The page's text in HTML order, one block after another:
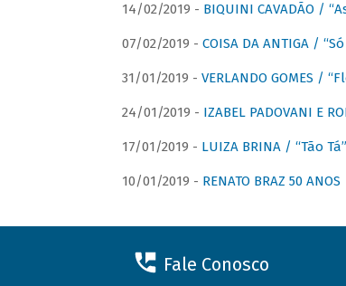
14/02/2019 - BIQUINI CAVADÃO /
07/02/2019 - COISA DA ANTIGA /
31/01/2019 - VERLANDO GOMES /
24/01/2019 - IZABEL PADOVANI E
17/01/2019 - LUIZA BRINA / “Tão Tá”
10/01/2019 - RENATO BRAZ 50 ANOS
Fale Conosco